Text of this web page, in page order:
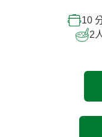
10
2